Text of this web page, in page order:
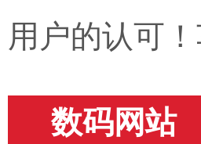
用户的认可！
数码网站